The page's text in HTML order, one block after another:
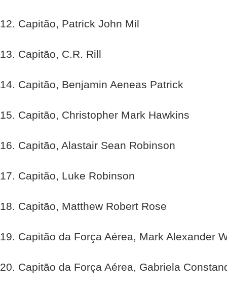
12. Capitão, Patrick John Mil
13. Capitão, C.R. Rill
14. Capitão, Benjamin Aeneas Patrick
15. Capitão, Christopher Mark Hawkins
16. Capitão, Alastair Sean Robinson
17. Capitão, Luke Robinson
18. Capitão, Matthew Robert Rose
19. Capitão da Força Aérea, Mark Alexander
20. Capitão da Força Aérea, Gabriela